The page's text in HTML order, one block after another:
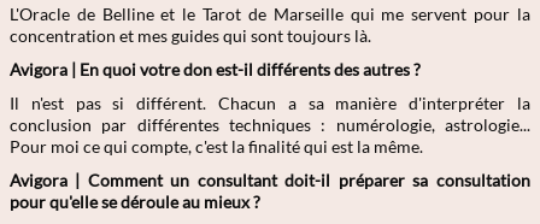
L'Oracle de Belline et le Tarot de Marseille qui me servent pour la
concentration et mes guides qui sont toujours là.
Avigora | En quoi votre don est-il différents des autres ?
Il n'est pas si différent. Chacun a sa manière d'interpréter la
conclusion par différentes techniques : numérologie, astrologie...
Pour moi ce qui compte, c'est la finalité qui est la même.
Avigora | Comment un consultant doit-il préparer sa consultation
pour qu'elle se déroule au mieux ?